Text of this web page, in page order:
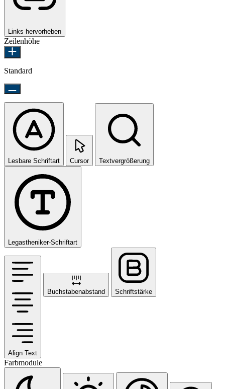
Links hervorheben
Zeilenhöhe
Standard
Lesbare Schriftart Cursor Textvergrößerung
Legastheniker-Schriftart
Align Text
Buchstabenabstand Schriftstärke
Farbmodule